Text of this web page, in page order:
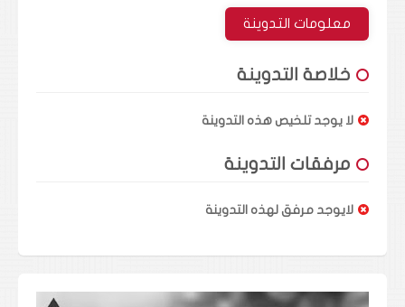
معلومات التدوينة
خلاصة التدوينة
لا يوجد تلخيص هذه التدوينة
مرفقات التدوينة
لايوجد مرفق لهذه التدوينة